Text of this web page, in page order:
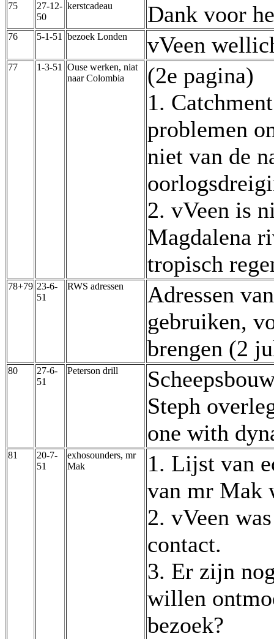
75
27-12-
50
kerstcadeau Dank voor
76 5-1-51 bezoek Londen vVeen
77 1-3-51 Ouse werken, niat
naar Colombia
(2e pagina)
1.
problemen
niet van de
2. vVeen is
Magdalena
tropisch
78+79 23-6-
51
RWS adressen
Adressen
gebruiken,
brengen (2
80
27-6-
51
Peterson drill
Steph
one with
81
20-7-
51
exhosounders, mr
Mak
1. Lijst van
van mr Mak
2. vVeen
contact.
3. Er zijn
willen
bezoek?